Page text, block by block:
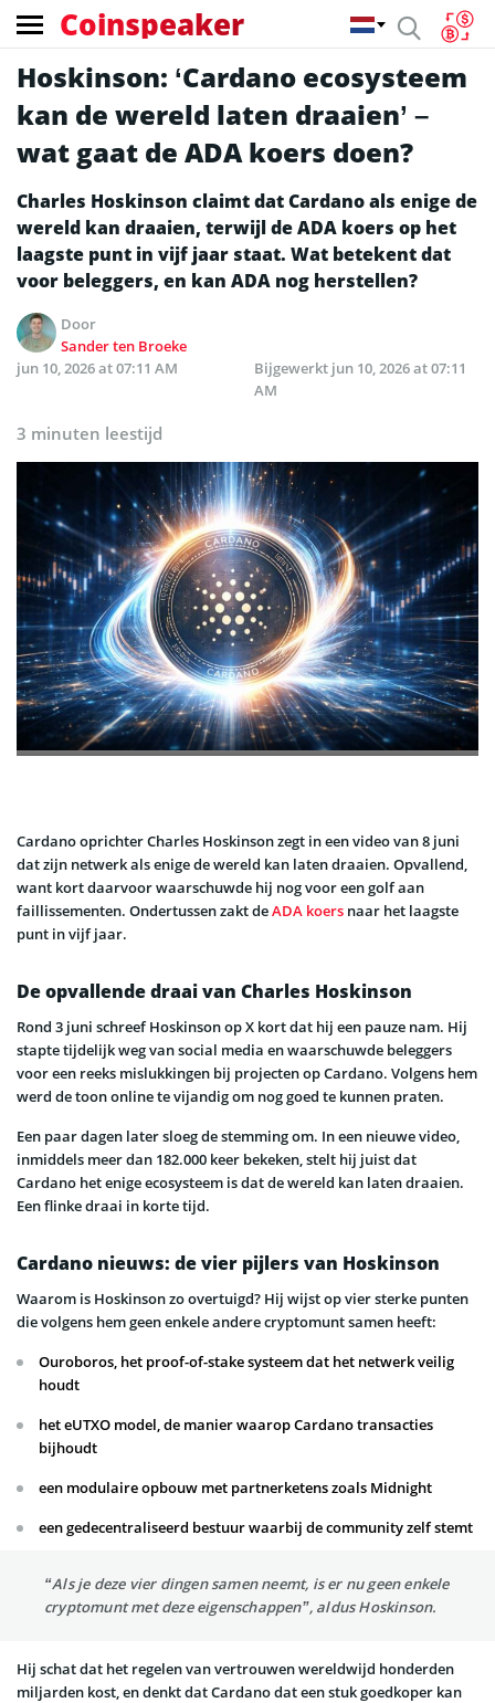
Coinspeaker
Hoskinson: ‘Cardano ecosysteem
kan de wereld laten draaien’ –
wat gaat de ADA koers doen?
Charles Hoskinson claimt dat Cardano als enige de
wereld kan draaien, terwijl de ADA koers op het
laagste punt in vijf jaar staat. Wat betekent dat
voor beleggers, en kan ADA nog herstellen?
Door
Sander ten Broeke
jun 10, 2026 at 07:11 AM
Bijgewerkt jun 10, 2026 at 07:11
AM
3 minuten leestijd
Cardano oprichter Charles Hoskinson zegt in een video van 8 juni
dat zijn netwerk als enige de wereld kan laten draaien. Opvallend,
want kort daarvoor waarschuwde hij nog voor een golf aan
faillissementen. Ondertussen zakt deADA koers naar het laagste
punt in vijf jaar.
De opvallende draai van Charles Hoskinson
Rond 3 juni schreef Hoskinson op X kort dat hij een pauze nam. Hij
stapte tijdelijk weg van social media en waarschuwde beleggers
voor een reeks mislukkingen bij projecten op Cardano. Volgens hem
werd de toon online te vijandig om nog goed te kunnen praten.
Een paar dagen later sloeg de stemming om. In een nieuwe video,
inmiddels meer dan 182.000 keer bekeken, stelt hij juist dat
Cardano het enige ecosysteem is dat de wereld kan laten draaien.
Een flinke draai in korte tijd.
Cardano nieuws: de vier pijlers van Hoskinson
Waarom is Hoskinson zo overtuigd? Hij wijst op vier sterke punten
die volgens hem geen enkele andere cryptomunt samen heeft:
Ouroboros, het proof-of-stake systeem dat het netwerk veilig
houdt
het eUTXO model, de manier waarop Cardano transacties
bijhoudt
een modulaire opbouw met partnerketens zoals Midnight
een gedecentraliseerd bestuur waarbij de community zelf stemt
“Als je deze vier dingen samen neemt, is er nu geen enkele
cryptomunt met deze eigenschappen”, aldus Hoskinson.
Hij schat dat het regelen van vertrouwen wereldwijd honderden
miljarden kost, en denkt dat Cardano dat een stuk goedkoper kan